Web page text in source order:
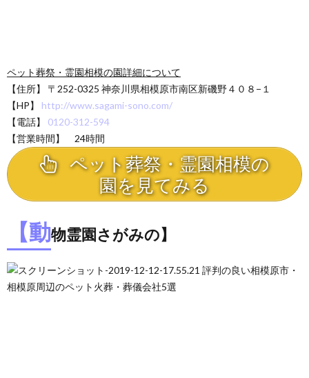
ペット葬祭・霊園相模の園詳細について
【住所】
〒252-0325 神奈川県相模原市南区新磯野４０８−１
【HP】 http://www.sagami-sono.com/
【電話】
0120-312-594
【営業時間】 24時間
ペット葬祭・霊園相模の
園を見てみる
【動物霊園さがみの】